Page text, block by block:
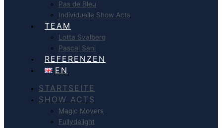
Pas de Bleu
Individuelle Show Acts
TEAM
Lotta Svalberg
Pascal Sani
REFERENZEN
EN
STARTSEITE
SHOW ACTS
Magic Movers
Fullydelight